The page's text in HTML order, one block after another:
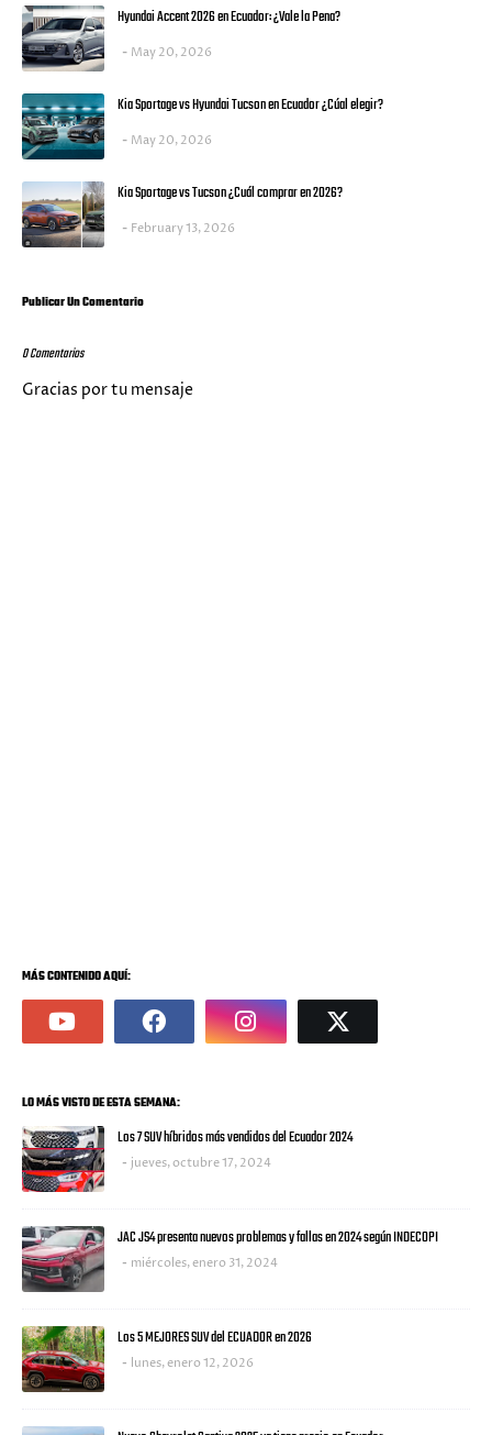
Hyundai Accent 2026 en Ecuador: ¿Vale la Pena?
May 20, 2026
Kia Sportage vs Hyundai Tucson en Ecuador ¿Cúal elegir?
May 20, 2026
Kia Sportage vs Tucson ¿Cuál comprar en 2026?
February 13, 2026
Publicar Un Comentario
0 Comentarios
Gracias por tu mensaje
MÁS CONTENIDO AQUÍ:
LO MÁS VISTO DE ESTA SEMANA:
Los 7 SUV híbridos más vendidos del Ecuador 2024
jueves, octubre 17, 2024
JAC JS4 presenta nuevos problemas y fallas en 2024 según INDECOPI
miércoles, enero 31, 2024
Los 5 MEJORES SUV del ECUADOR en 2026
lunes, enero 12, 2026